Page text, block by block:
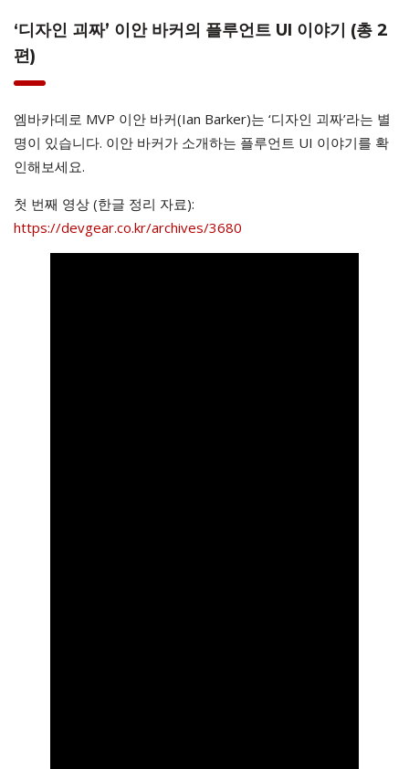
‘디자인 괴짜’ 이안 바커의 플루언트 UI 이야기 (총 2
편)
엠바카데로 MVP 이안 바커(Ian Barker)는 ‘디자인 괴짜’라는 별
명이 있습니다. 이안 바커가 소개하는 플루언트 UI 이야기를 확
인해보세요.
첫 번째 영상 (한글 정리 자료):
https://devgear.co.kr/archives/3680